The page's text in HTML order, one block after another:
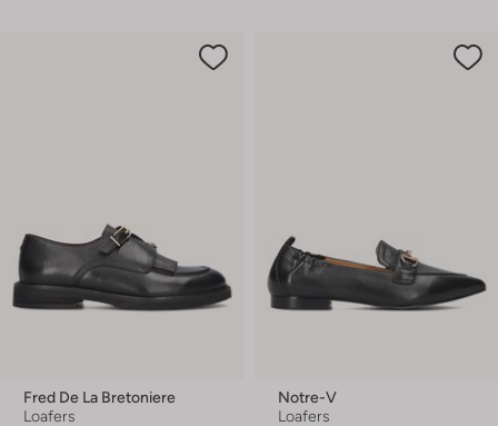
Fred De La Bretoniere
Loafers
Notre-V
Loafers